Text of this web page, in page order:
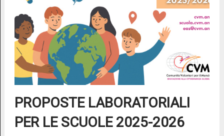
PROPOSTE LABORATORIALI
PER LE SCUOLE 2025-2026